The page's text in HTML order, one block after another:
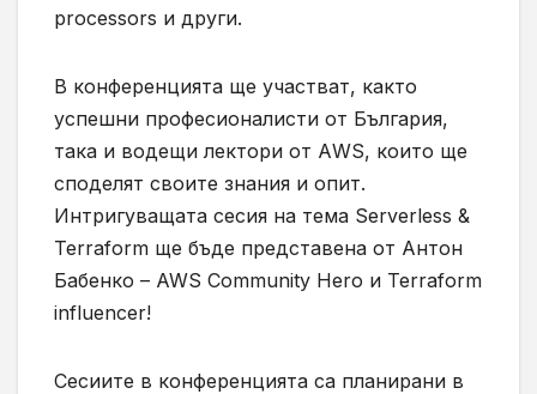
processors и други.
В конференцията ще участват, както
успешни професионалисти от България,
така и водещи лектори от АWS, които ще
споделят своите знания и опит.
Интригуващата сесия на тема Serverless &
Terraform ще бъде представена от Антон
Бабенко – AWS Community Hero и Terraform
influencer!
Сесиите в конференцията са планирани в